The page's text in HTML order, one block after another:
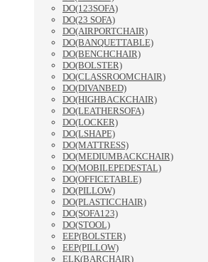
DO(123SOFA)
DO(23 SOFA)
DO(AIRPORTCHAIR)
DO(BANQUETTABLE)
DO(BENCHCHAIR)
DO(BOLSTER)
DO(CLASSROOMCHAIR)
DO(DIVANBED)
DO(HIGHBACKCHAIR)
DO(LEATHERSOFA)
DO(LOCKER)
DO(LSHAPE)
DO(MATTRESS)
DO(MEDIUMBACKCHAIR)
DO(MOBILEPEDESTAL)
DO(OFFICETABLE)
DO(PILLOW)
DO(PLASTICCHAIR)
DO(SOFA123)
DO(STOOL)
EEP(BOLSTER)
EEP(PILLOW)
ELK(BARCHAIR)